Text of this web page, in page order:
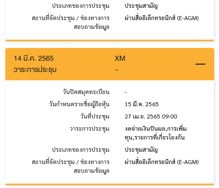
ประเภทของการประชุม
ประชุมสามัญ
สถานที่จัดประชุม / ช่องทางการ
สอบถามข้อมูล
ผ่านสื่ออิเล็กทรอนิกส์ (E-AGM)
14 มี.ค. 2565
XM
วาระการประชุม
-
วันปิดสมุดทะเบียน
-
วันกำหนดรายชื่อผู้ถือหุ้น
15 มี.ค. 2565
วันที่ประชุม
27 เม.ย. 2565 09:00
วาระการประชุม
งดจ่ายเงินปันผล,การเพิ่ม
ทุน,รายการที่เกี่ยวโยงกัน
ประเภทของการประชุม
ประชุมสามัญ
สถานที่จัดประชุม / ช่องทางการ
สอบถามข้อมูล
ผ่านสื่ออิเล็กทรอนิกส์ (E-AGM)